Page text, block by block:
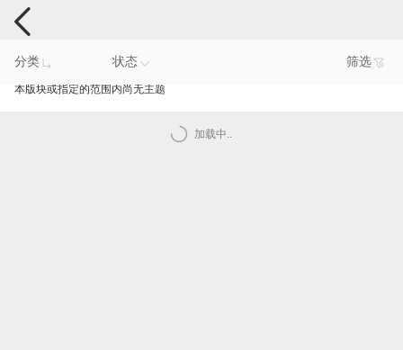
手机反馈
分类 状态 筛选
本版块或指定的范围内尚无主题
加载中..